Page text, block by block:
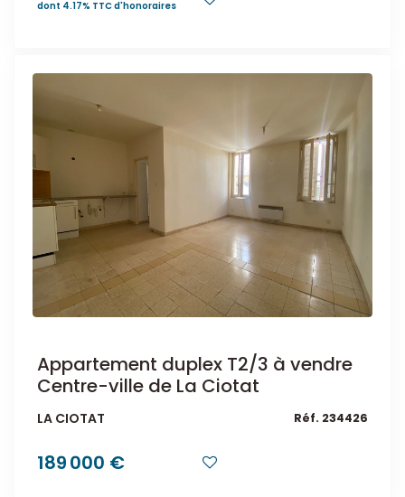
dont 4.17% TTC d'honoraires
Appartement duplex T2/3 à vendre
Centre-ville de La Ciotat
LA CIOTAT Réf. 234426
189 000 €